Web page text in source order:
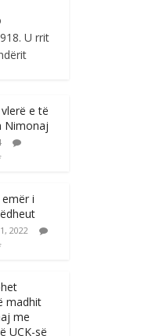
U rrit
e të
Nimonaj
i
2022
madhit
me
UÇK-së